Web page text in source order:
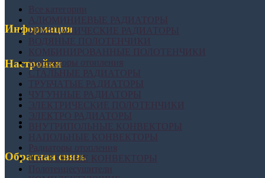
Информация
Настройки
Обратная связь
БИМЕТАЛИЧЕСКИЕ РАДИАТОРЫ
Конвекторы отопления
СТАЛЬНЫЕ РАДИАТОРЫ
НАСТЕННЫЕ КОНВЕКТОРЫ